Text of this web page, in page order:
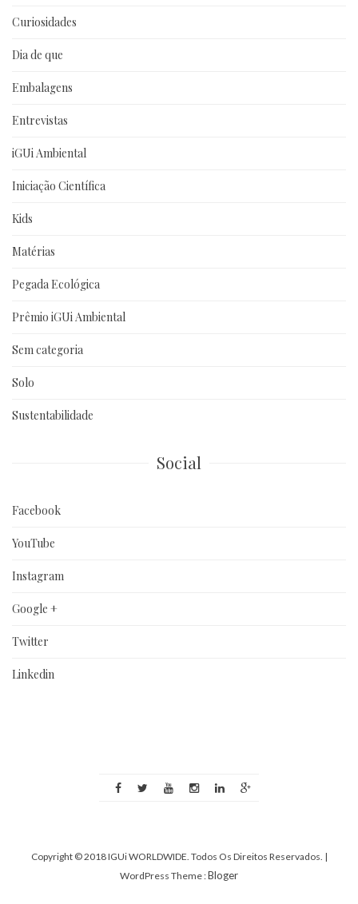
Curiosidades
Dia de que
Embalagens
Entrevistas
iGUi Ambiental
Iniciação Científica
Kids
Matérias
Pegada Ecológica
Prêmio iGUi Ambiental
Sem categoria
Solo
Sustentabilidade
Social
Facebook
YouTube
Instagram
Google +
Twitter
Linkedin
Copyright © 2018 IGUi WORLDWIDE. Todos Os Direitos Reservados. |
WordPress Theme :Bloger